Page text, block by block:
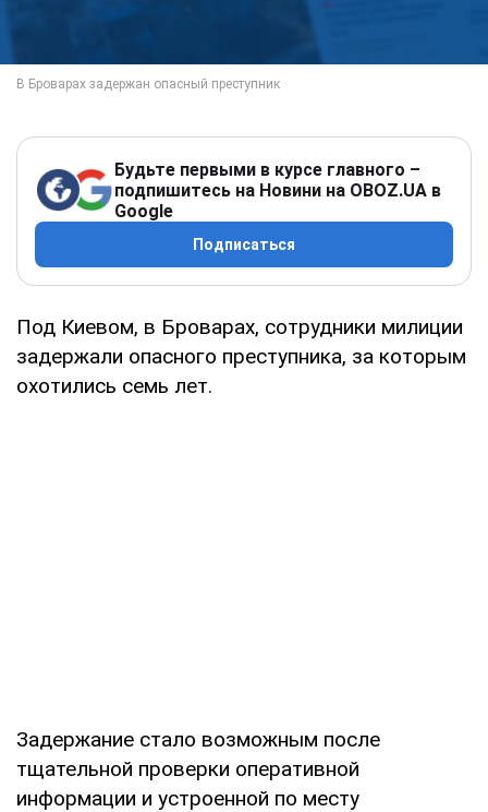
Будьте первыми в курсе главного –
подпишитесь на Новини на OBOZ.UA в
Google
Подписаться
Под Киевом, в Броварах, сотрудники милиции
задержали опасного преступника, за которым
охотились семь лет.
Задержание стало возможным после
тщательной проверки оперативной
информации и устроенной по месту